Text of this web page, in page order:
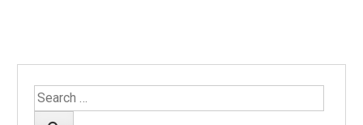
Search
for: